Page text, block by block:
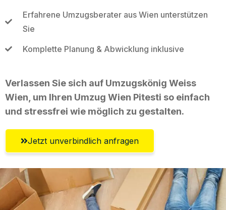
Erfahrene Umzugsberater aus Wien unterstützen
Sie
Komplette Planung & Abwicklung inklusive
Verlassen Sie sich auf Umzugskönig Weiss
Wien, um Ihren Umzug Wien Pitesti so einfach
und stressfrei wie möglich zu gestalten.
Jetzt unverbindlich anfragen